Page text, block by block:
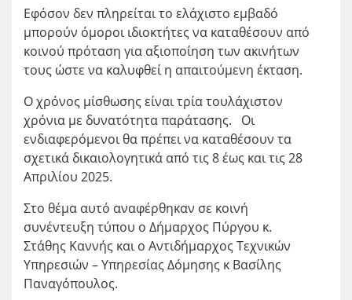
Εφόσον δεν πληρείται το ελάχιστο εμβαδό
μπορούν όμοροι ιδιοκτήτες να καταθέσουν από
κοινού πρόταση για αξιοποίηση των ακινήτων
τους ώστε να καλυφθεί η απαιτούμενη έκταση.
Ο χρόνος μίσθωσης είναι τρία τουλάχιστον
χρόνια με δυνατότητα παράτασης. Οι
ενδιαφερόμενοι θα πρέπει να καταθέσουν τα
σχετικά δικαιολογητικά από τις 8 έως και τις 28
Απριλίου 2025.
Στο θέμα αυτό αναφέρθηκαν σε κοινή
συνέντευξη τύπου ο Δήμαρχος Πύργου κ.
Στάθης Καννής και ο Αντιδήμαρχος Τεχνικών
Υπηρεσιών – Υπηρεσίας Δόμησης κ Βασίλης
Παναγόπουλος.